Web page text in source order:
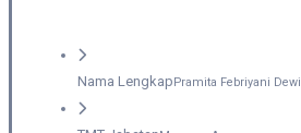
Nama LengkapPramita Febriyani Dewi